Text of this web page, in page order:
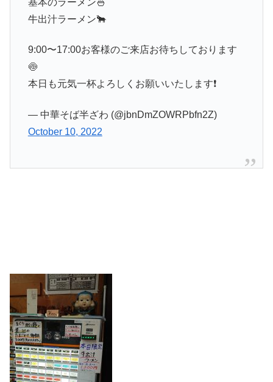
基本のラーメン🍜
牛出汁ラーメン🐂
9:00〜17:00お客様のご来店お待ちしております
🍥
本日も元気一杯よろしくお願いいたします❗️
— 中華そば半ざわ (@jbnDmZOWRPbfn2Z)
October 10, 2022